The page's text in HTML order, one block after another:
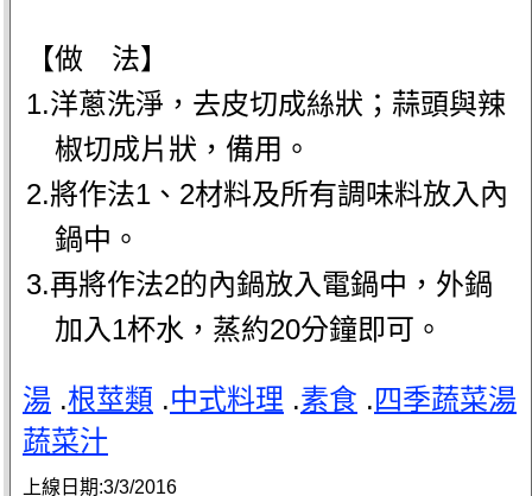
【做 法】
1.洋蔥洗淨，去皮切成絲狀；蒜頭與辣
椒切成片狀，備用。
2.將作法1、2材料及所有調味料放入內
鍋中。
3.再將作法2的內鍋放入電鍋中，外鍋
加入1杯水，蒸約20分鐘即可。
湯 .根莖類 .中式料理 .素食 .四季蔬菜湯
蔬菜汁
上線日期:3/3/2016